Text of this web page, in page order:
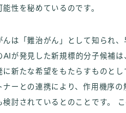
性を秘めているのです。
んは「難治がん」として知られ
AIが発見した新規標的分子候補
に新たな希望をもたらすものと
ナーとの連携により、作用機序
検討されているとのことです。